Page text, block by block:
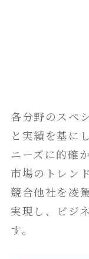
各分野のスペ
と実績を基に
ニーズに的確
市場のトレン
競合他社を凌
実現し、ビジ
す。